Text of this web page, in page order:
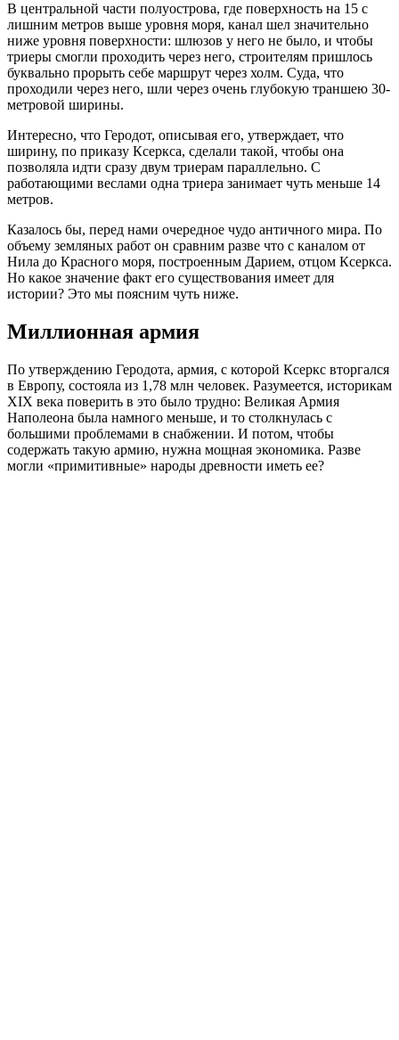
В центральной части полуострова, где поверхность на 15 с
лишним метров выше уровня моря, канал шел значительно
ниже уровня поверхности: шлюзов у него не было, и чтобы
триеры смогли проходить через него, строителям пришлось
буквально прорыть себе маршрут через холм. Суда, что
проходили через него, шли через очень глубокую траншею 30-
метровой ширины.
Интересно, что Геродот, описывая его, утверждает, что
ширину, по приказу Ксеркса, сделали такой, чтобы она
позволяла идти сразу двум триерам параллельно. С
работающими веслами одна триера занимает чуть меньше 14
метров.
Казалось бы, перед нами очередное чудо античного мира. По
объему земляных работ он сравним разве что с каналом от
Нила до Красного моря, построенным Дарием, отцом Ксеркса.
Но какое значение факт его существования имеет для
истории? Это мы поясним чуть ниже.
Миллионная армия
По утверждению Геродота, армия, с которой Ксеркс вторгался
в Европу, состояла из 1,78 млн человек. Разумеется, историкам
XIX века поверить в это было трудно: Великая Армия
Наполеона была намного меньше, и то столкнулась с
большими проблемами в снабжении. И потом, чтобы
содержать такую армию, нужна мощная экономика. Разве
могли «примитивные» народы древности иметь ее?